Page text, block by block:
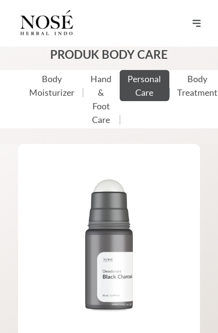
PRODUK BODY CARE
Body
Moisturizer
Hand
&
Foot
Care
Personal
Care
Body
Treatment